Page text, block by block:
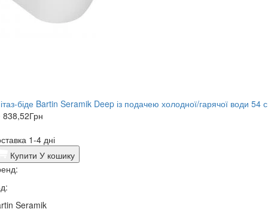
біде Bartin Seramik Deep із подачею холодної/гарячої води 54
838,52Грн
1-4 дні
Купити У кошику
Seramik